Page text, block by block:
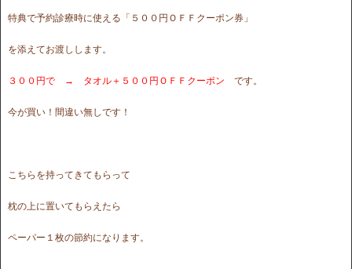
特典で予約診療時に使える「５００円ＯＦＦクーポン券」
を添えてお渡しします。
３００円で → タオル＋５００円ＯＦＦクーポン です。
今が買い！間違い無しです！
こちらを持ってきてもらって
枕の上に置いてもらえたら
ペーパー１枚の節約になります。